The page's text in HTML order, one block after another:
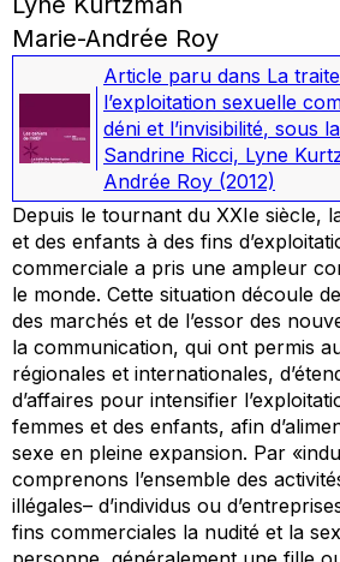
Marie-Andrée Roy
Article paru dans La
l’exploitation sexuelle
déni et l’invisibilité, sous
Sandrine Ricci, Lyne
Andrée Roy (2012)
Depuis le tournant du XXIe siècle,
et des enfants à des fins
commerciale a pris une ampleur
le monde. Cette situation découle
des marchés et de l’essor des
la communication, qui ont permis
régionales et internationales,
d’affaires pour intensifier
femmes et des enfants, afin
sexe en pleine expansion. Par
comprenons l’ensemble des
illégales– d’individus ou
fins commerciales la nudité et la